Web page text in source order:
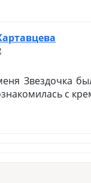
Звездочка
с